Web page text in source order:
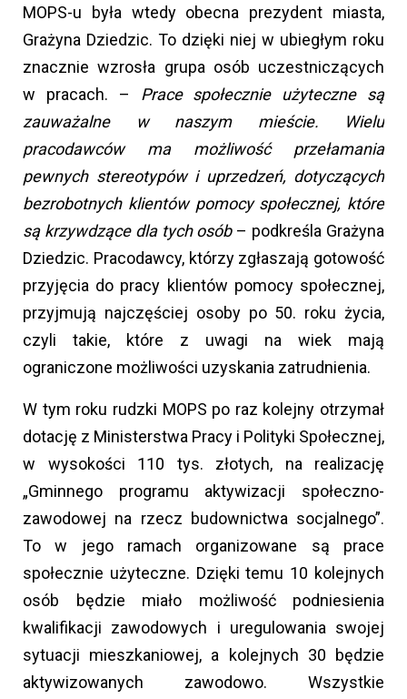
MOPS-u była wtedy obecna prezydent miasta,
Grażyna Dziedzic. To dzięki niej w ubiegłym roku
znacznie wzrosła grupa osób uczestniczących
w pracach. – Prace społecznie użyteczne są
zauważalne w naszym mieście. Wielu
pracodawców ma możliwość przełamania
pewnych stereotypów i uprzedzeń, dotyczących
bezrobotnych klientów pomocy społecznej, które
są krzywdzące dla tych osób– podkreśla Grażyna
Dziedzic. Pracodawcy, którzy zgłaszają gotowość
przyjęcia do pracy klientów pomocy społecznej,
przyjmują najczęściej osoby po 50. roku życia,
czyli takie, które z uwagi na wiek mają
ograniczone możliwości uzyskania zatrudnienia.
W tym roku rudzki MOPS po raz kolejny otrzymał
dotację z Ministerstwa Pracy i Polityki Społecznej,
w wysokości 110 tys. złotych, na realizację
„Gminnego programu aktywizacji społeczno-
zawodowej na rzecz budownictwa socjalnego”.
To w jego ramach organizowane są prace
społecznie użyteczne. Dzięki temu 10 kolejnych
osób będzie miało możliwość podniesienia
kwalifikacji zawodowych i uregulowania swojej
sytuacji mieszkaniowej, a kolejnych 30 będzie
aktywizowanych zawodowo. Wszystkie